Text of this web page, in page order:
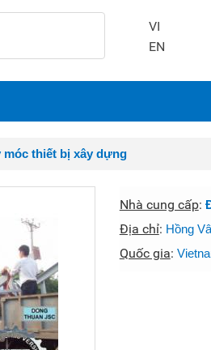
VI
EN
móc thiết bị xây dựng
Nhà cung cấp:
Địa chỉ: Hồng
Quốc gia: